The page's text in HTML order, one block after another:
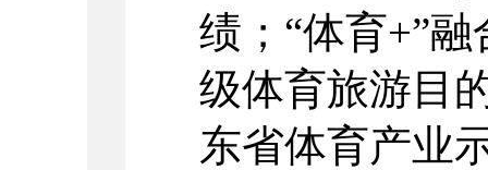
绩；“体育+”
级体育旅游目
东省体育产业